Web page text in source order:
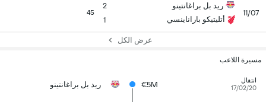
11/07
ريد بل براغانتينو
أتليتيكو باراناينسي
2
1
45
عرض الكل
مسيرة اللاعب
انتقال
17/02/20
€5M ريد بل براغانتينو